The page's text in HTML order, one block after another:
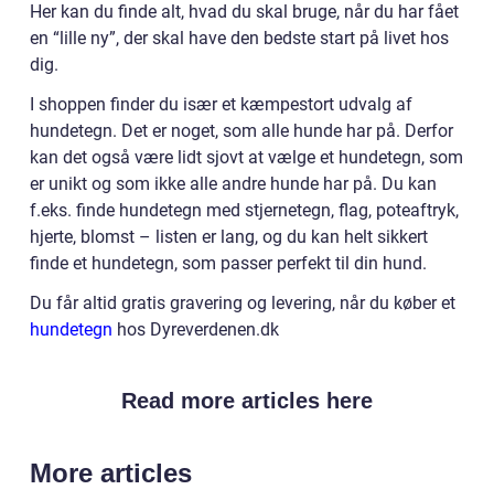
Her kan du finde alt, hvad du skal bruge, når du har fået
en “lille ny”, der skal have den bedste start på livet hos
dig.
I shoppen finder du især et kæmpestort udvalg af
hundetegn. Det er noget, som alle hunde har på. Derfor
kan det også være lidt sjovt at vælge et hundetegn, som
er unikt og som ikke alle andre hunde har på. Du kan
f.eks. finde hundetegn med stjernetegn, flag, poteaftryk,
hjerte, blomst – listen er lang, og du kan helt sikkert
finde et hundetegn, som passer perfekt til din hund.
Du får altid gratis gravering og levering, når du køber et
hundetegn hos Dyreverdenen.dk
Read more articles here
More articles